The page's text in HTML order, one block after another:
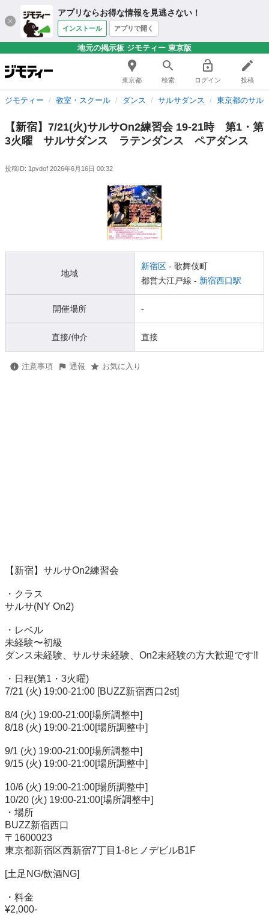
アプリならお得な情報を見逃さない！
インストール アプリで開く
地元の掲示板 ジモティー 東京版
東京都 検索 ログイン 投稿
ジモティー 教室・スクール ダンス サルサダンス 東京都のサル
【新宿】7/21(火)サルサOn2練習会 19-21時 第1・第
3火曜 サルサダンス ラテンダンス ペアダンス
投稿ID: 1pvdof 2026年6月16日 00:32
地域
新宿区 - 歌舞伎町
都営大江戸線 - 新宿西口駅
開催場所 -
直接/仲介 直接
注意事項 通報 お気に入り
【新宿】サルサOn2練習会
・クラス
サルサ(NY On2)
・レベル
未経験〜初級
ダンス未経験、サルサ未経験、On2未経験の方大歓迎です‼︎
・日程(第1・3火曜)
7/21 (火) 19:00-21:00 [BUZZ新宿西口2st]
8/4 (火) 19:00-21:00[場所調整中]
8/18 (火) 19:00-21:00[場所調整中]
9/1 (火) 19:00-21:00[場所調整中]
9/15 (火) 19:00-21:00[場所調整中]
10/6 (火) 19:00-21:00[場所調整中]
10/20 (火) 19:00-21:00[場所調整中]
・場所
BUZZ新宿西口
〒1600023
東京都新宿区西新宿7丁目1-8ヒノデビルB1F
[土足NG/飲酒NG]
・料金
¥2,000-